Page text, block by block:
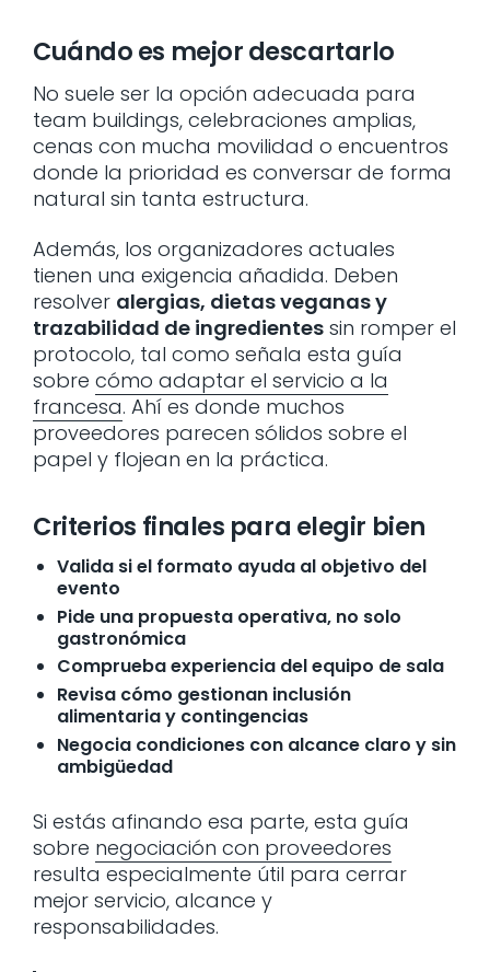
Cuándo es mejor descartarlo
No suele ser la opción adecuada para
team buildings, celebraciones amplias,
cenas con mucha movilidad o encuentros
donde la prioridad es conversar de forma
natural sin tanta estructura.
Además, los organizadores actuales
tienen una exigencia añadida. Deben
resolver alergias, dietas veganas y
trazabilidad de ingredientes sin romper el
protocolo, tal como señala esta guía
sobre cómo adaptar el servicio a la
francesa. Ahí es donde muchos
proveedores parecen sólidos sobre el
papel y flojean en la práctica.
Criterios finales para elegir bien
Valida si el formato ayuda al objetivo del
evento
Pide una propuesta operativa, no solo
gastronómica
Comprueba experiencia del equipo de sala
Revisa cómo gestionan inclusión
alimentaria y contingencias
Negocia condiciones con alcance claro y sin
ambigüedad
Si estás afinando esa parte, esta guía
sobre negociación con proveedores
resulta especialmente útil para cerrar
mejor servicio, alcance y
responsabilidades.